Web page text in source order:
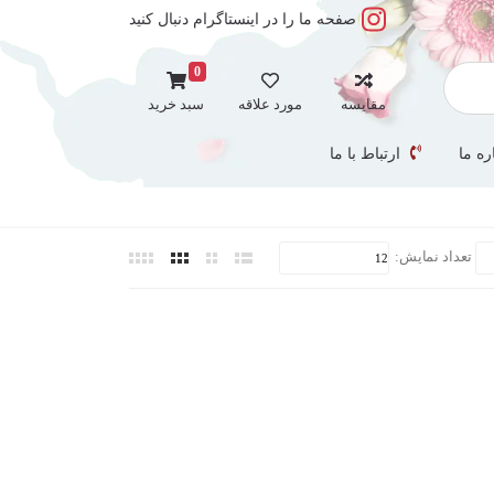
صفحه ما را در اینستاگرام دنبال کنید
مقایسه مورد علاقه
0
سبد خرید
ما ارتباط با ما
تعداد نمایش: